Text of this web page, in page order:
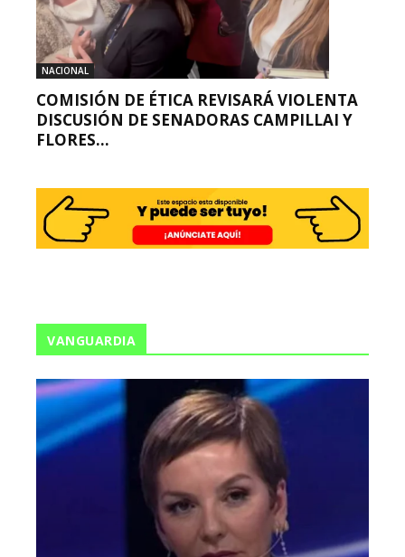
NACIONAL
COMISIÓN DE ÉTICA REVISARÁ VIOLENTA
DISCUSIÓN DE SENADORAS CAMPILLAI Y
FLORES...
VANGUARDIA